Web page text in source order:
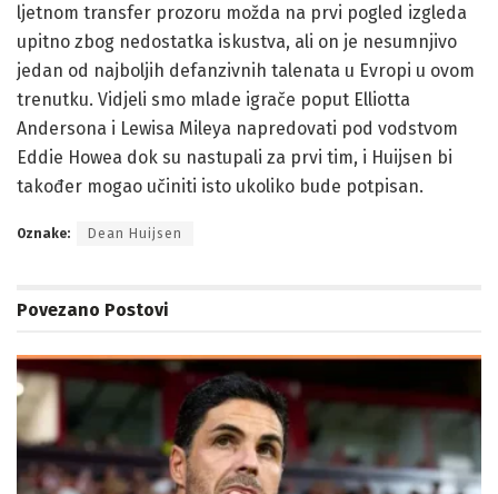
ljetnom transfer prozoru možda na prvi pogled izgleda
upitno zbog nedostatka iskustva, ali on je nesumnjivo
jedan od najboljih defanzivnih talenata u Evropi u ovom
trenutku. Vidjeli smo mlade igrače poput Elliotta
Andersona i Lewisa Mileya napredovati pod vodstvom
Eddie Howea dok su nastupali za prvi tim, i Huijsen bi
također mogao učiniti isto ukoliko bude potpisan.
Oznake: Dean Huijsen
Povezano Postovi